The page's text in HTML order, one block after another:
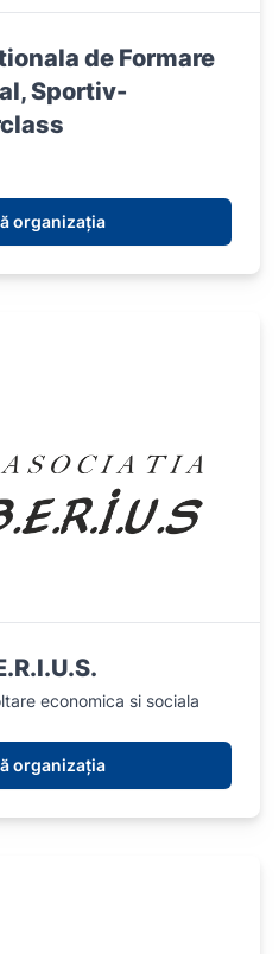
de Formare
Sportiv-
organizația
economica si sociala
organizația